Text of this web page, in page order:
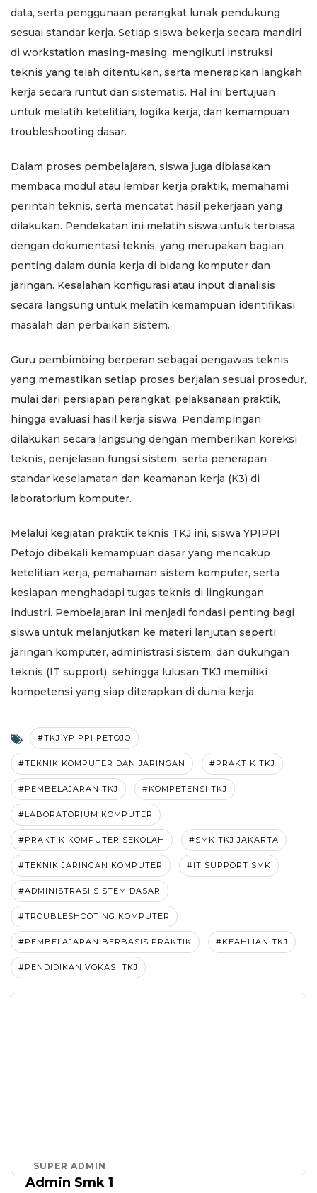
data, serta penggunaan perangkat lunak pendukung
sesuai standar kerja. Setiap siswa bekerja secara mandiri
di workstation masing-masing, mengikuti instruksi
teknis yang telah ditentukan, serta menerapkan langkah
kerja secara runtut dan sistematis. Hal ini bertujuan
untuk melatih ketelitian, logika kerja, dan kemampuan
troubleshooting dasar.
Dalam proses pembelajaran, siswa juga dibiasakan
membaca modul atau lembar kerja praktik, memahami
perintah teknis, serta mencatat hasil pekerjaan yang
dilakukan. Pendekatan ini melatih siswa untuk terbiasa
dengan dokumentasi teknis, yang merupakan bagian
penting dalam dunia kerja di bidang komputer dan
jaringan. Kesalahan konfigurasi atau input dianalisis
secara langsung untuk melatih kemampuan identifikasi
masalah dan perbaikan sistem.
Guru pembimbing berperan sebagai pengawas teknis
yang memastikan setiap proses berjalan sesuai prosedur,
mulai dari persiapan perangkat, pelaksanaan praktik,
hingga evaluasi hasil kerja siswa. Pendampingan
dilakukan secara langsung dengan memberikan koreksi
teknis, penjelasan fungsi sistem, serta penerapan
standar keselamatan dan keamanan kerja (K3) di
laboratorium komputer.
Melalui kegiatan praktik teknis TKJ ini, siswa YPIPPI
Petojo dibekali kemampuan dasar yang mencakup
ketelitian kerja, pemahaman sistem komputer, serta
kesiapan menghadapi tugas teknis di lingkungan
industri. Pembelajaran ini menjadi fondasi penting bagi
siswa untuk melanjutkan ke materi lanjutan seperti
jaringan komputer, administrasi sistem, dan dukungan
teknis (IT support), sehingga lulusan TKJ memiliki
kompetensi yang siap diterapkan di dunia kerja.
#TKJ YPIPPI PETOJO
#TEKNIK KOMPUTER DAN JARINGAN #PRAKTIK TKJ
#PEMBELAJARAN TKJ #KOMPETENSI TKJ
#LABORATORIUM KOMPUTER
#PRAKTIK KOMPUTER SEKOLAH #SMK TKJ JAKARTA
#TEKNIK JARINGAN KOMPUTER #IT SUPPORT SMK
#ADMINISTRASI SISTEM DASAR
#TROUBLESHOOTING KOMPUTER
#PEMBELAJARAN BERBASIS PRAKTIK #KEAHLIAN TKJ
#PENDIDIKAN VOKASI TKJ
SUPER ADMIN
Admin Smk 1